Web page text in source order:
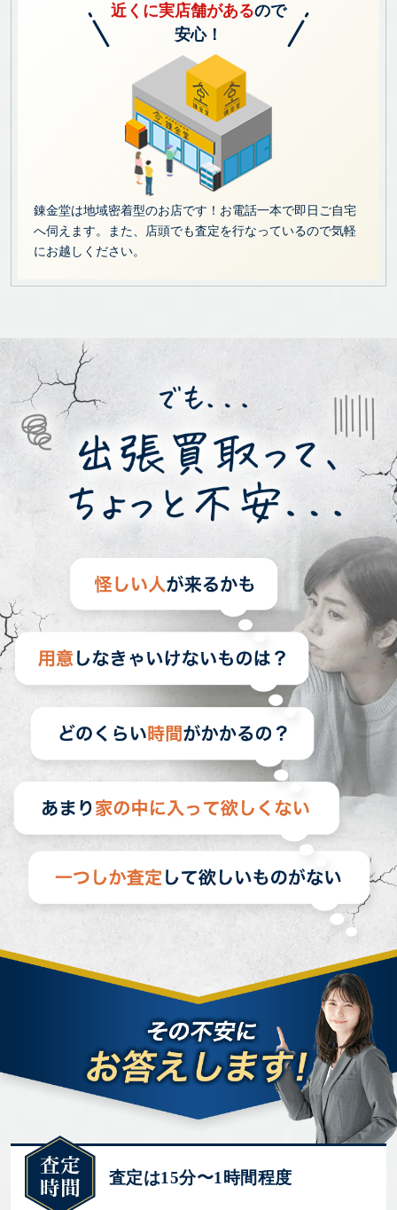
近くに実店舗があるので
安心！
錬金堂は地域密着型のお店です！お電話一本で即日ご自宅
へ伺えます。また、店頭でも査定を行なっているので気軽
にお越しください。
査定は15分〜1時間程度